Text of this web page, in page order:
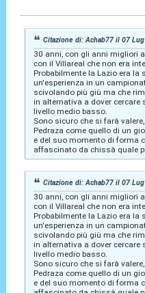
Citazione di: Achab77 il 07
30 anni, con gli anni migliori
con il Villareal che non era
Probabilmente la Lazio era
un'esperienza in un
scivolando più giù ma che
in alternativa a dover
livello medio basso.
Sono sicuro che si farà
Pedraza come quello di un
e del suo momento di forma
affascinato da chissà quale
Citazione di: Achab77 il 07
30 anni, con gli anni migliori
con il Villareal che non era
Probabilmente la Lazio era
un'esperienza in un
scivolando più giù ma che
in alternativa a dover
livello medio basso.
Sono sicuro che si farà
Pedraza come quello di un
e del suo momento di forma